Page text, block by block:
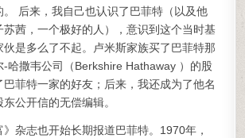
。 后来，我自己也认识了巴菲特（以及他
苏茜，一个极好的人），意识到这个当时基
是多么了不起。卢米斯家族买了巴菲特那
-哈撒韦公司（Berkshire Hathaway ）的股
巴菲特一家的好友；后来，我还成为了他名
公开信的无偿编辑。
杂志也开始长期报道巴菲特。1970年，